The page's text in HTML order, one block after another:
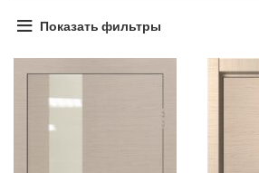
Показать фильтры